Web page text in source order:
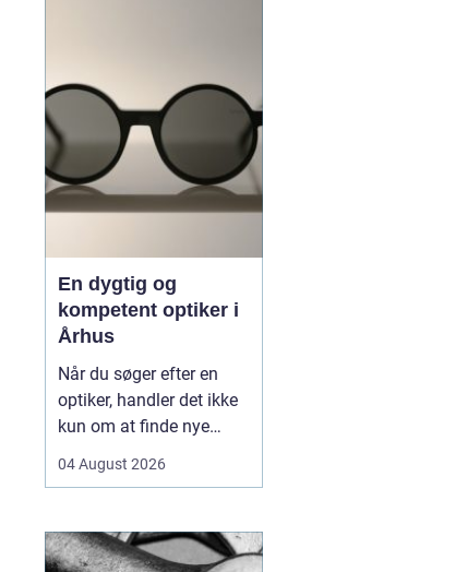
tunge at være i. I en by
som Odense, hv...
En dygtig og
kompetent optiker i
Århus
Når du søger efter en
optiker, handler det ikke
kun om at finde nye
men om at få faglig
synsprøver og produkter,
der passer til din
04 August 2026